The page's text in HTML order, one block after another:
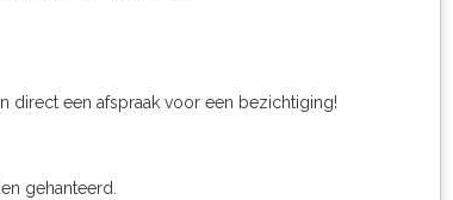
direct een afspraak voor een bezichtiging!
gehanteerd.